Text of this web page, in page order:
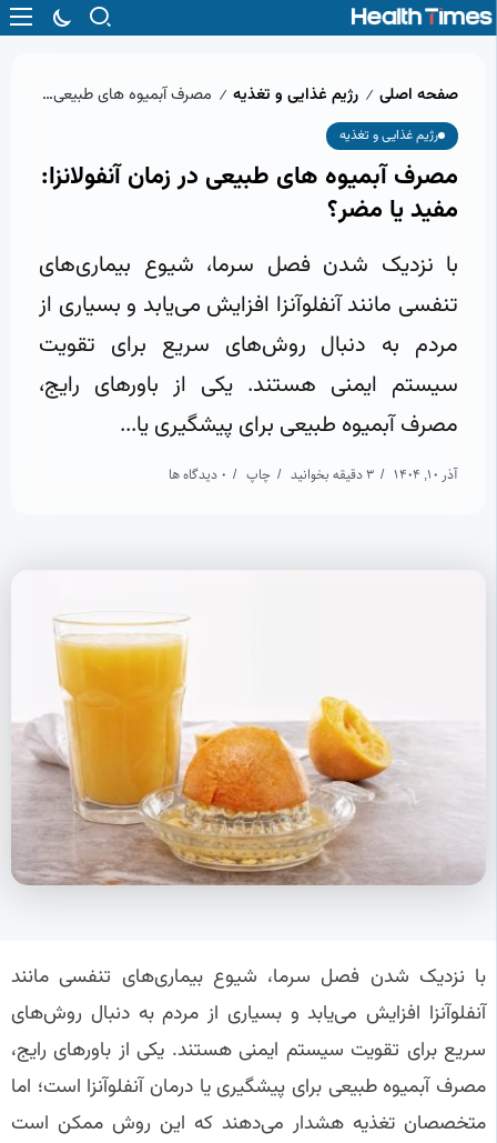
صفحه اصلی / رژیم غذایی و تغذیه / مصرف آبمیوه های طبیعی در زمان آنفولانزا: مفید یا مضر؟
رژیم غذایی و تغذیه
مصرف آبمیوه های طبیعی در زمان آنفولانزا:
مفید یا مضر؟
با نزدیک شدن فصل سرما، شیوع بیماری‌های
تنفسی مانند آنفلوآنزا افزایش می‌یابد و بسیاری از
مردم به دنبال روش‌های سریع برای تقویت
سیستم ایمنی هستند. یکی از باورهای رایج،
مصرف آبمیوه طبیعی برای پیشگیری یا...
آذر 10, 1404 3 دقیقه بخوانید چاپ 0 دیدگاه ها
با نزدیک شدن فصل سرما، شیوع بیماری‌های تنفسی مانند
آنفلوآنزا افزایش می‌یابد و بسیاری از مردم به دنبال روش‌های
سریع برای تقویت سیستم ایمنی هستند. یکی از باورهای رایج،
مصرف آبمیوه طبیعی برای پیشگیری یا درمان آنفلوآنزا است؛ اما
متخصصان تغذیه هشدار می‌دهند که این روش ممکن است